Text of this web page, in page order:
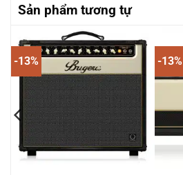
Sản phẩm tương tự
-13% -13%